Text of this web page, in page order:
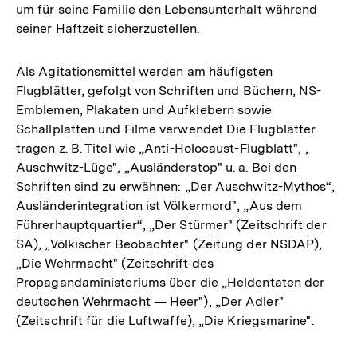
um für seine Familie den Lebensunterhalt während
seiner Haftzeit sicherzustellen.
Als Agitationsmittel werden am häufigsten
Flugblätter, gefolgt von Schriften und Büchern, NS-
Emblemen, Plakaten und Aufklebern sowie
Schallplatten und Filme verwendet Die Flugblätter
tragen z. B. Titel wie „Anti-Holocaust-Flugblatt", ,
Auschwitz-Lüge", „Ausländerstop" u. a. Bei den
Schriften sind zu erwähnen: „Der Auschwitz-Mythos“,
Ausländerintegration ist Völkermord", „Aus dem
Führerhauptquartier“, „Der Stürmer" (Zeitschrift der
SA), „Völkischer Beobachter" (Zeitung der NSDAP),
„Die Wehrmacht" (Zeitschrift des
Propagandaministeriums über die „Heldentaten der
deutschen Wehrmacht — Heer"), „Der Adler"
(Zeitschrift für die Luftwaffe), „Die Kriegsmarine".